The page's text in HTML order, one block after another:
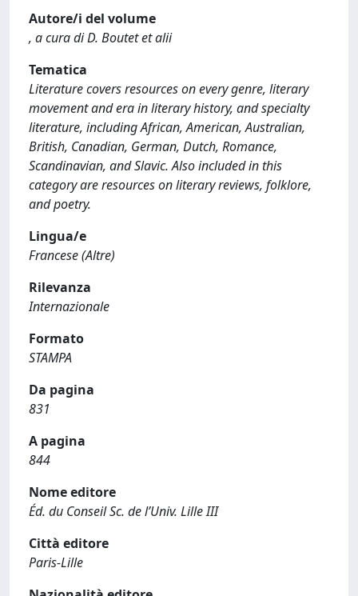
Autore/i del volume
, a cura di D. Boutet et alii
Tematica
Literature covers resources on every genre, literary
movement and era in literary history, and specialty
literature, including African, American, Australian,
British, Canadian, German, Dutch, Romance,
Scandinavian, and Slavic. Also included in this
category are resources on literary reviews, folklore,
and poetry.
Lingua/e
Francese (Altre)
Rilevanza
Internazionale
Formato
STAMPA
Da pagina
831
A pagina
844
Nome editore
Éd. du Conseil Sc. de l’Univ. Lille III
Città editore
Paris-Lille